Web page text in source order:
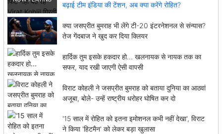
बढ़ाई टीम इंडिया की टेंशन, अब क्या करेंगे रोहित?
क्या जसप्रीत बुमराह भी लेंगे टी-20 इंटरनेशनल से संन्यास?
तेज गेंदबाज ने खुद कर दिया क्लियर
हार्दिक तुम इसके हकदार हो... खलनायक से नायक तक का
सफर, याद रखी जाएगी ऐसी वापसी
विराट कोहली ने जसप्रीत बुमराह को बताया दुनिया का आठवां
अजूबा, बोले- उन्हें राष्ट्रीय धरोहर घोषित कर दो
'15 साल में रोहित को इतना इमोशनल कभी नहीं देखा', विराट
ने किया 'हिटमैन' को लेकर बड़ा खुलासा